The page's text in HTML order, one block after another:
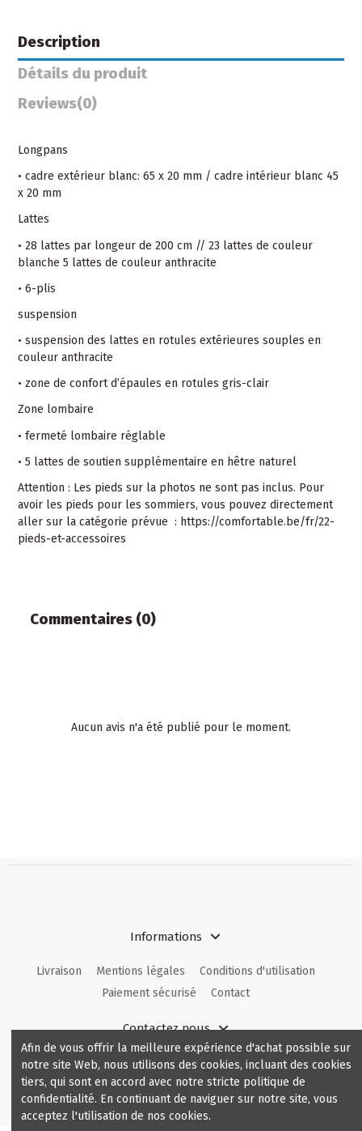
Description
Détails du produit
Reviews(0)
Longpans
• cadre extérieur blanc: 65 x 20 mm / cadre intérieur blanc 45
x 20 mm
Lattes
• 28 lattes par longeur de 200 cm // 23 lattes de couleur
blanche 5 lattes de couleur anthracite
• 6-plis
suspension
• suspension des lattes en rotules extérieures souples en
couleur anthracite
• zone de confort d’épaules en rotules gris-clair
Zone lombaire
• fermeté lombaire réglable
• 5 lattes de soutien supplémentaire en hêtre naturel
Attention : Les pieds sur la photos ne sont pas inclus. Pour
avoir les pieds pour les sommiers, vous pouvez directement
aller sur la catégorie prévue : https://comfortable.be/fr/22-
pieds-et-accessoires
Commentaires (0)
Aucun avis n'a été publié pour le moment.
Informations
Livraison Mentions légales
Conditions d'utilisation
Paiement sécurisé
Contact
Contactez nous
Comfortable.be hello@comfortable.be
Français
Afin de vous offrir la meilleure expérience d'achat possible sur
notre site Web, nous utilisons des cookies, incluant des cookies
tiers, qui sont en accord avec notre stricte politique de
confidentialité. En continuant de naviguer sur notre site, vous
acceptez l'utilisation de nos cookies.